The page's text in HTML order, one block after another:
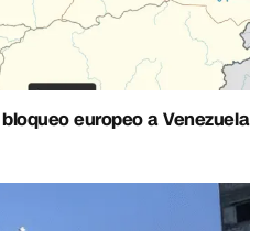
europeo a Venezuela